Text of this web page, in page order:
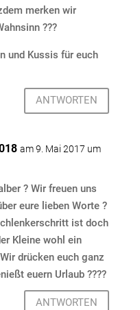
merken wir
???
und Kussis für euch
ANTWORTEN
am 9. Mai 2017 um
? Wir freuen uns
eure lieben Worte ?
ist doch
Kleine wohl ein
drücken euch ganz
euern Urlaub ????
ANTWORTEN